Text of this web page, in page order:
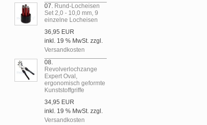
07. Rund-Locheisen
Set 2,0 - 10,0 mm, 9
einzelne Locheisen
36,95 EUR
inkl. 19 % MwSt. zzgl.
Versandkosten
08.
Revolverlochzange
Expert Oval,
ergonomisch geformte
Kunststoffgriffe
34,95 EUR
inkl. 19 % MwSt. zzgl.
Versandkosten